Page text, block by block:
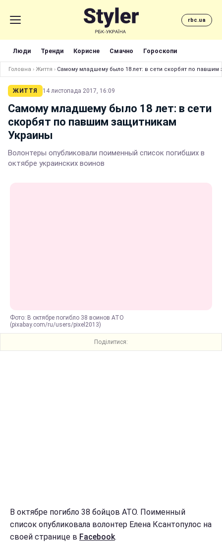
rbc.ua
Люди Тренди Корисне Смачно Гороскопи
Головна › Життя › Самому младшему было 18 лет: в сети скорбят по
ЖИТТЯ 14 листопада 2017, 16:09
Самому младшему было 18 лет: в сети
скорбят по павшим защитникам
Украины
Волонтеры опубликовали поименный список погибших в
октябре украинских воинов
Фото: В октябре погибло 38 воинов АТО
(pixabay.com/ru/users/pixel2013)
Поділитися:
В октябре погибло 38 бойцов АТО. Поименный
список опубликовала волонтер Елена Ксантопулос на
своей странице в Facebook.